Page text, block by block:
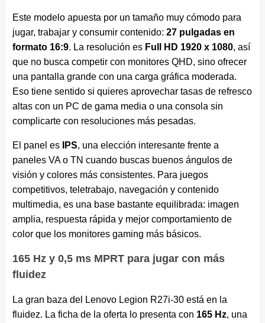
Este modelo apuesta por un tamaño muy cómodo para
jugar, trabajar y consumir contenido: 27 pulgadas en
formato 16:9. La resolución es Full HD 1920 x 1080, así
que no busca competir con monitores QHD, sino ofrecer
una pantalla grande con una carga gráfica moderada.
Eso tiene sentido si quieres aprovechar tasas de refresco
altas con un PC de gama media o una consola sin
complicarte con resoluciones más pesadas.
El panel es IPS, una elección interesante frente a
paneles VA o TN cuando buscas buenos ángulos de
visión y colores más consistentes. Para juegos
competitivos, teletrabajo, navegación y contenido
multimedia, es una base bastante equilibrada: imagen
amplia, respuesta rápida y mejor comportamiento de
color que los monitores gaming más básicos.
165 Hz y 0,5 ms MPRT para jugar con más
fluidez
La gran baza del Lenovo Legion R27i-30 está en la
fluidez. La ficha de la oferta lo presenta con 165 Hz, una